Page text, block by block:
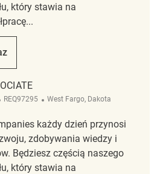
który stawia na
REQ144232
Associate
ReqId
REQ97295 Lokalizacja
West Fargo, Dakota
każdy dzień przynosi
zdobywania wiedzy i
Będziesz częścią naszego
który stawia na